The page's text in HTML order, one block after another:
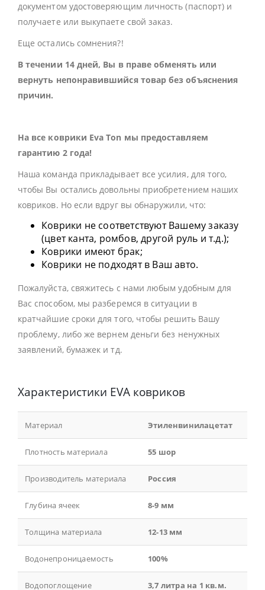
документом удостоверяющим личность (паспорт) и
получаете или выкупаете свой заказ.
Еще остались сомнения?!
В течении 14 дней, Вы в праве обменять или
вернуть непонравившийся товар без объяснения
причин.
На все коврики Eva Ton мы предоставляем
гарантию 2 года!
Наша команда прикладывает все усилия, для того,
чтобы Вы остались довольны приобретением наших
ковриков. Но если вдруг вы обнаружили, что:
Коврики не соответствуют Вашему заказу
(цвет канта, ромбов, другой руль и т.д.);
Коврики имеют брак;
Коврики не подходят в Ваш авто.
Пожалуйста, свяжитесь с нами любым удобным для
Вас способом, мы разберемся в ситуации в
кратчайшие сроки для того, чтобы решить Вашу
проблему, либо же вернем деньги без ненужных
заявлений, бумажек и тд.
Характеристики EVA ковриков
Материал Этиленвинилацетат
Плотность материала 55 шор
Производитель материала Россия
Глубина ячеек 8-9 мм
Толщина материала 12-13 мм
Водонепроницаемость 100%
Водопоглощение 3,7 литра на 1 кв.м.